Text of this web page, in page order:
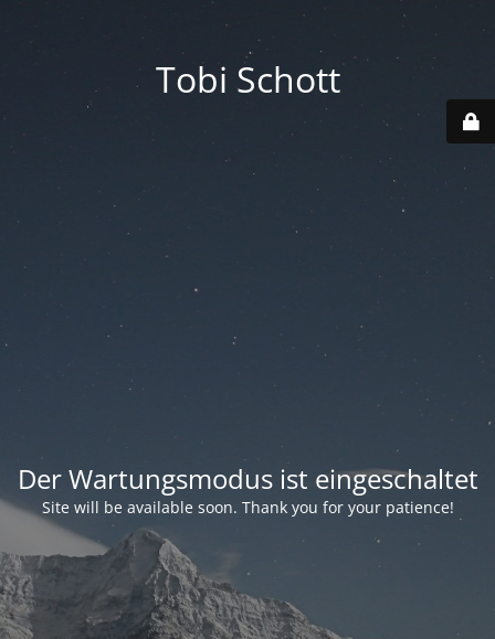
Tobi Schott
Der Wartungsmodus ist eingeschaltet
Site will be available soon. Thank you for your patience!